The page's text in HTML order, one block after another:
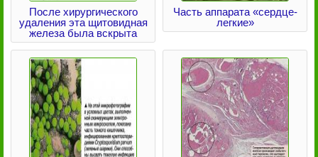
После хирургического
удаления эта щитовидная
железа была вскрыта
Часть аппарата «сердце-
легкие»